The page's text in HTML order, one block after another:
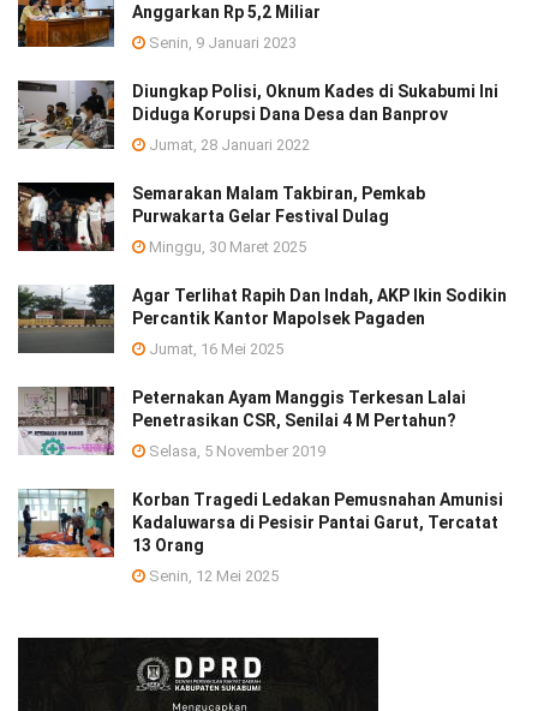
Anggarkan Rp 5,2 Miliar
Senin, 9 Januari 2023
Diungkap Polisi, Oknum Kades di Sukabumi Ini
Diduga Korupsi Dana Desa dan Banprov
Jumat, 28 Januari 2022
Semarakan Malam Takbiran, Pemkab
Purwakarta Gelar Festival Dulag
Minggu, 30 Maret 2025
Agar Terlihat Rapih Dan Indah, AKP Ikin Sodikin
Percantik Kantor Mapolsek Pagaden
Jumat, 16 Mei 2025
Peternakan Ayam Manggis Terkesan Lalai
Penetrasikan CSR, Senilai 4 M Pertahun?
Selasa, 5 November 2019
Korban Tragedi Ledakan Pemusnahan Amunisi
Kadaluwarsa di Pesisir Pantai Garut, Tercatat
13 Orang
Senin, 12 Mei 2025